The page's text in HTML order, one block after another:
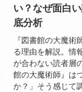
い？なぜ面白
底分析
『図書館の大魔術
る理由を解説。情
が合わない読者層
館の大魔術師』は
か？」そう感じて